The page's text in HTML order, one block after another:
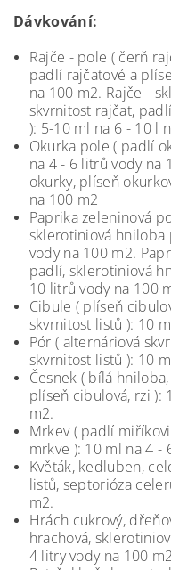
Dávkování:
Rajče - pole ( čerň
padlí rajčatové a
na 100 m2. Rajče -
skvrnitost rajčat,
): 5-10 ml na 6 - 10 l
Okurka pole ( padlí
na 4 - 6 litrů vody na
okurky, plíseň
na 100 m2
Paprika zeleninová
sklerotiniová hniloba
vody na 100 m2.
padlí, sklerotiniová
10 litrů vody na 100
Cibule ( plíseň
skvrnitost listů ): 10
Pór ( alternáriová
skvrnitost listů ): 10
Česnek ( bílá
plíseň cibulová, rzi ):
m2.
Mrkev ( padlí
mrkve ): 10 ml na 4 -
Květák, kedluben,
listů, septorióza
m2.
Hrách cukrový,
hrachová,
4 litry vody na 100